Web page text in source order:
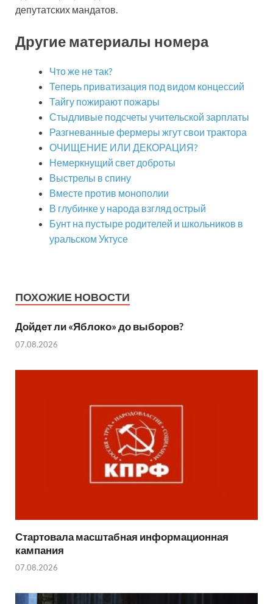
депутатских мандатов.
Другие материалы номера
Что же не так?
Теперь приватизация под видом концессий
Тайгу пожирают пожары
Стыдливые подсчеты учительской зарплаты
Разгневанные фермеры жгут свои трактора
ОЧИЩЕНИЕ ИЛИ ДЕКОРАЦИЯ?
Немеркнущий свет доброты
Выстрелы в спину
Вместе против монополии
В глубинке у народа взгляд острый
Бунт на пустыре родителей и школьников в
уральском Уктусе
ПОХОЖИЕ НОВОСТИ
Дойдет ли «Яблоко» до выборов?
07.08.2026
Стартовала масштабная информационная
кампания
07.08.2026